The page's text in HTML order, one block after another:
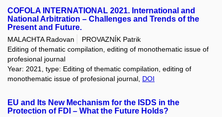
COFOLA INTERNATIONAL 2021. International and
National Arbitration – Challenges and Trends of the
Present and Future.
MALACHTA Radovan
PROVAZNÍK Patrik
Editing of thematic compilation, editing of monothematic issue of
profesional journal
Year: 2021, type: Editing of thematic compilation, editing of
monothematic issue of profesional journal, DOI
EU and Its New Mechanism for the ISDS in the
Protection of FDI – What the Future Holds?